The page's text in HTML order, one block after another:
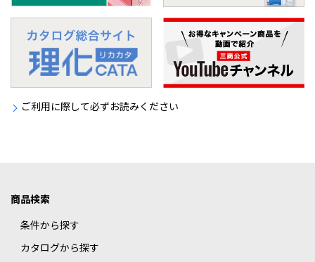
ご利用に際して必ずお読みください
商品検索
条件から探す
カタログから探す